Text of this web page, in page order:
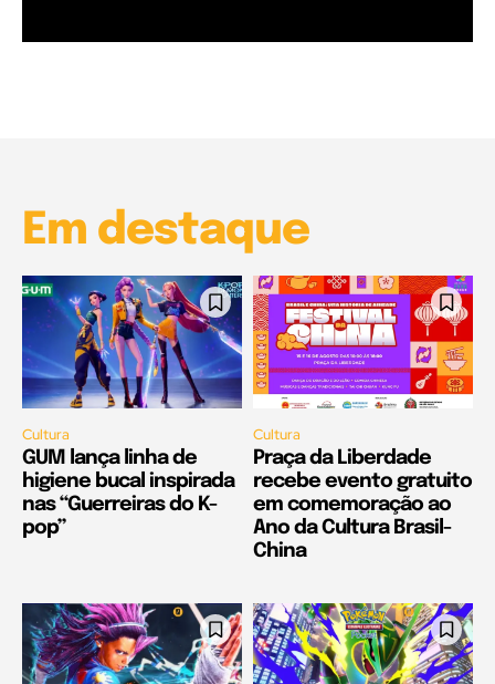
Em destaque
Cultura
GUM lança linha de
higiene bucal inspirada
nas “Guerreiras do K-
pop”
Cultura
Praça da Liberdade
recebe evento gratuito
em comemoração ao
Ano da Cultura Brasil-
China